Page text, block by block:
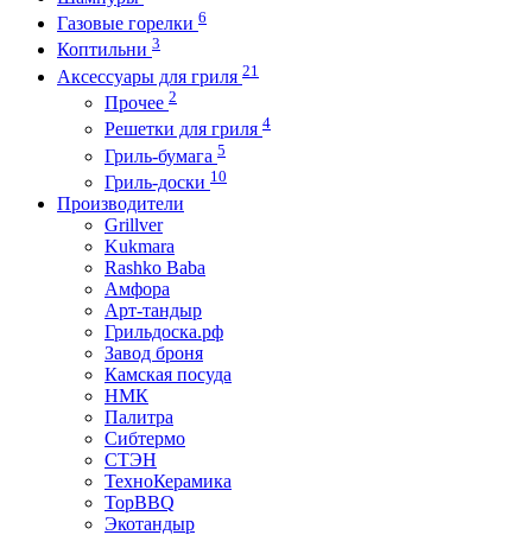
Газовые горелки 6
Коптильни 3
Аксессуары для гриля 21
Прочее 2
Решетки для гриля 4
Гриль-бумага 5
Гриль-доски 10
Производители
Grillver
Kukmara
Rashko Baba
Амфора
Арт-тандыр
Грильдоска.рф
Завод броня
Камская посуда
НМК
Палитра
Сибтермо
СТЭН
ТехноКерамика
ТорBBQ
Экотандыр